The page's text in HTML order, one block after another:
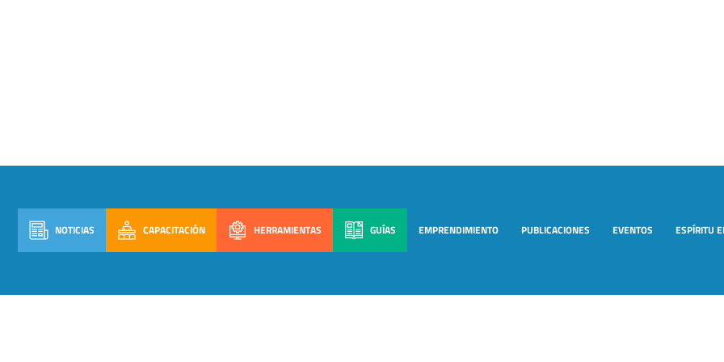
NOTICIAS CAPACITACIÓN HERRAMIENTAS GUÍAS EMPRENDIMIENTO PUBLICACIONES EVENTOS ESPÍRITU